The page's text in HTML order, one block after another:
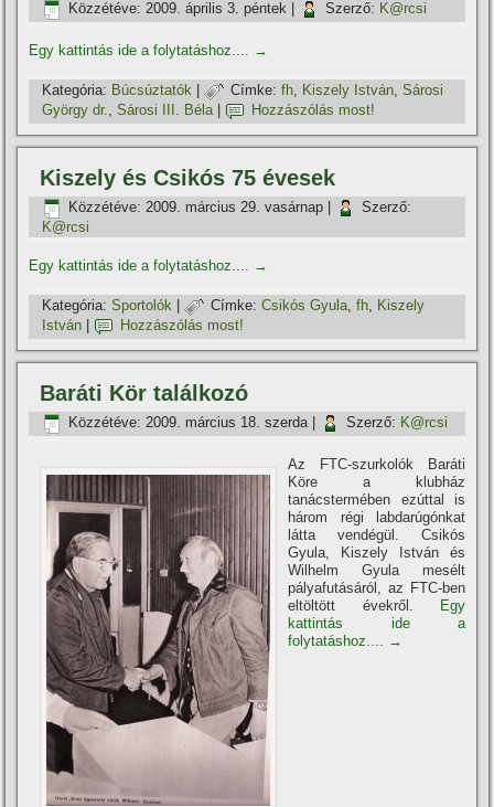
Közzétéve: 2009. április 3. péntek Szerző: K@rcsi
Egy kattintás ide a folytatáshoz.... →
Kategória: Búcsúztatók | Címke: fh, Kiszely István,Sárosi
György dr.,Sárosi III. Béla| Hozzászólás most!
Kiszely és Csikós 75 évesek
Közzétéve: 2009. március 29. vasárnap
Szerző:
K@rcsi
Egy kattintás ide a folytatáshoz.... →
Kategória: Sportolók | Címke: Csikós Gyula,fh, Kiszely
István
Hozzászólás most!
Baráti Kör találkozó
Közzétéve: 2009. március 18. szerda| Szerző: K@rcsi
Az FTC-szurkolók Baráti
Köre a klubház
tanácstermében ezúttal is
három régi labdarúgónkat
látta vendégül. Csikós
Gyula, Kiszely István és
Wilhelm Gyula mesélt
pályafutásáról, az FTC-ben
eltöltött évekről.
Egy
kattintás ide a
folytatáshoz.... →